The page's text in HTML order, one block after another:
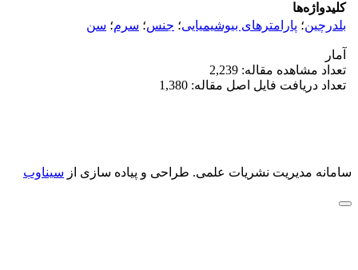
کلیدواژه‌ها
بلدرچین؛ پارامترهای بیوشیمیایی؛ جنس؛ سرم؛ سن
آمار
تعداد مشاهده مقاله: 2,239
تعداد دریافت فایل اصل مقاله: 1,380
سامانه مدیریت نشریات علمی. طراحی و پیاده سازی از سیناوب